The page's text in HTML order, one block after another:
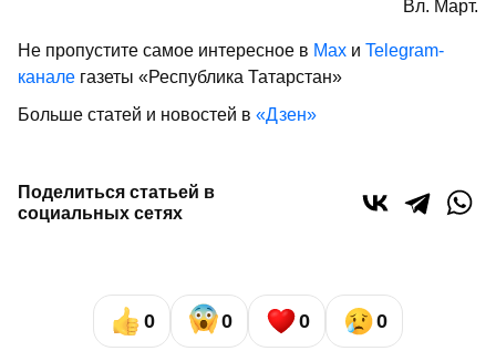
Вл. Март.
Не пропустите самое интересное в Max и Telegram-
канале газеты «Республика Татарстан»
Больше статей и новостей в «Дзен»
Поделиться статьей в
социальных сетях
0 0 0 0